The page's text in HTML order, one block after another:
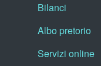
Bilanci
Albo pretorio
Servizi online